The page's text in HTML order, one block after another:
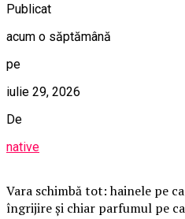
Publicat
acum o săptămână
pe
iulie 29, 2026
De
native
Vara schimbă tot: hainele pe
îngrijire și chiar parfumul pe